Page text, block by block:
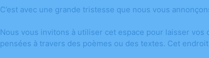
C’est avec une grande tristesse que nous vous
Nous vous invitons à utiliser cet espace pour laisser
pensées à travers des poèmes ou des textes. Cet